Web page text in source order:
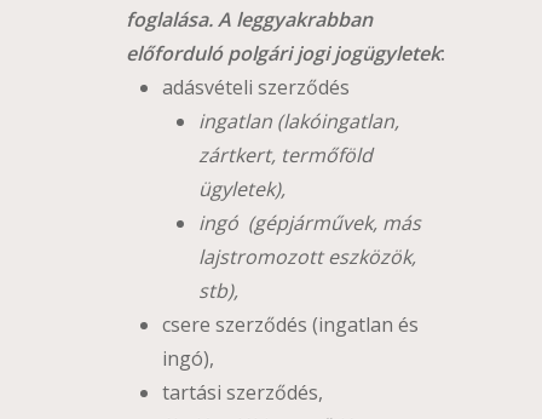
foglalása. A leggyakrabban
előforduló polgári jogi jogügyletek:
adásvételi szerződés
ingatlan (lakóingatlan,
zártkert, termőföld
ügyletek),
ingó (gépjárművek, más
lajstromozott eszközök,
stb),
csere szerződés (ingatlan és
ingó),
tartási szerződés,